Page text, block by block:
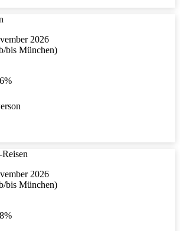
2026
bis München)
2026
bis München)